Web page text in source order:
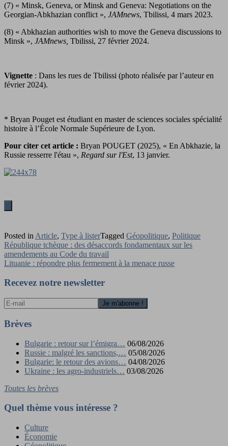
(7) « Minsk, Geneva, or Minsk and Geneva: Negotiations on the
Georgian-Abkhazian conflict », JAMnews, Tbilissi, 4 mars 2023.
(8) « Abkhazian authorities wish to move the Geneva discussions to
Minsk », JAMnews, Tbilissi, 27 février 2024.
Vignette : Dans les rues de Tbilissi (photo réalisée par l’auteur en
février 2024).
* Bryan Pouget est étudiant en master de sciences sociales spécialité
histoire à l’École Normale Supérieure de Lyon.
Pour citer cet article : Bryan POUGET (2025), « En Abkhazie, la
Russie resserre l'étau », Regard sur l'Est, 13 janvier.
Posted in Article, Type à listerTagged Géopolitique, Politique
Navigation
de
République tchèque : des désaccords fondamentaux sur les
amendements au Code du travail
Lituanie : répondre plus fermement à la menace russe
Recevez notre newsletter
Brèves
Bulgarie : retour sur l’émigra… 06/08/2026
Russie : malgré les sanctions,… 05/08/2026
Bulgarie: le retour des avions… 04/08/2026
Ukraine : les agro-industriels… 03/08/2026
Toutes les brèves
Quel thème vous intéresse ?
Culture
Économie